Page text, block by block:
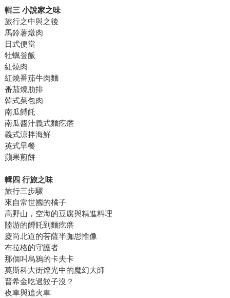
輯三 小說家之味
旅行之中與之後
馬鈴薯燉肉
日式便當
牡蠣釡飯
紅燒肉
紅燒番茄牛肉麵
番茄燒肋排
韓式菜包肉
南瓜餺飥
南瓜醬汁義式麵疙瘩
義式涼拌海鮮
英式早餐
蘋果煎餅
輯四 行旅之味
旅行三步驟
來自常世國的橘子
高野山，空海的豆腐與精進料理
陸游的餺飥到麵疙瘩
慶尚北道的菩薩半跏思惟像
布拉格的守護者
那個叫烏鴉的卡夫卡
莫斯科大街燈光中的魔幻大師
普希金吃過餃子沒？
夜車與追火車